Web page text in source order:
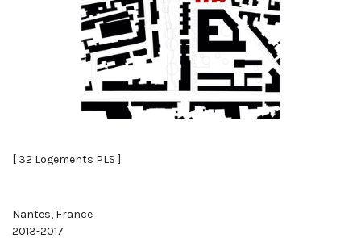
[ 32 Logements PLS ]
Nantes, France
2013-2017